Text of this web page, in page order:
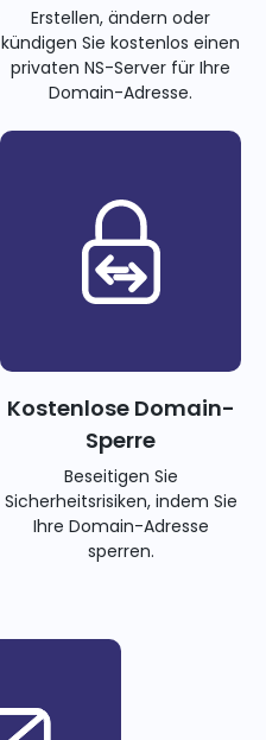
Erstellen, ändern oder
kündigen Sie kostenlos einen
privaten NS-Server für Ihre
Domain-Adresse.
Kostenlose Domain-
Sperre
Beseitigen Sie
Sicherheitsrisiken, indem Sie
Ihre Domain-Adresse
sperren.